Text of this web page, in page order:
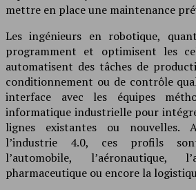
mettre en place une maintenance
Les ingénieurs en robotique,
programment et optimisent les
automatisent des tâches de
conditionnement ou de contrôle
interface avec les équipes
informatique industrielle pour
lignes existantes ou nouvelles.
l’industrie 4.0, ces profils
l’automobile, l’aéronautique,
pharmaceutique ou encore la